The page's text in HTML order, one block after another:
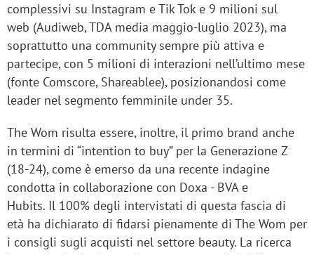
complessivi su Instagram e Tik Tok e 9 milioni sul
web (Audiweb, TDA media maggio-luglio 2023), ma
soprattutto una community sempre più attiva e
partecipe, con 5 milioni di interazioni nell’ultimo mese
(fonte Comscore, Shareablee), posizionandosi come
leader nel segmento femminile under 35.
The Wom risulta essere, inoltre, il primo brand anche
in termini di “intention to buy” per la Generazione Z
(18-24), come è emerso da una recente indagine
condotta in collaborazione con Doxa - BVA e
Hubits. Il 100% degli intervistati di questa fascia di
età ha dichiarato di fidarsi pienamente di The Wom per
i consigli sugli acquisti nel settore beauty. La ricerca